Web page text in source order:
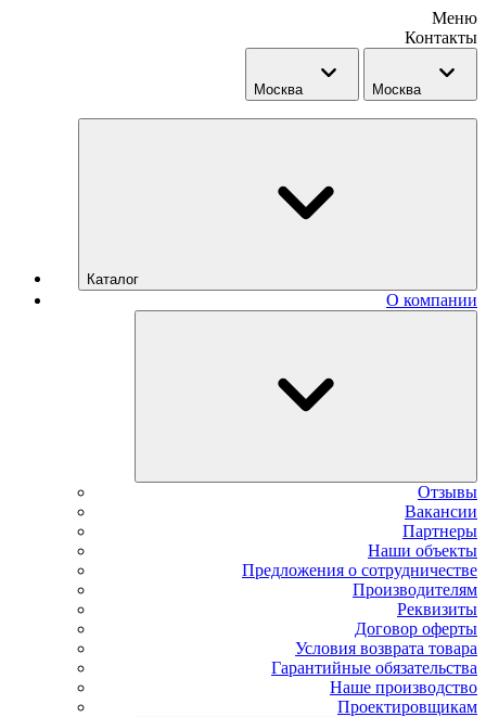
Меню
Контакты
Москва Москва
Каталог
О компании
Отзывы
Вакансии
Партнеры
Наши объекты
Предложения о сотрудничестве
Производителям
Реквизиты
Договор оферты
Условия возврата товара
Гарантийные обязательства
Наше производство
Проектировщикам